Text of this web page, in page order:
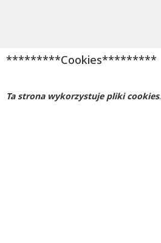
*********Cookies*********
Ta strona wykorzystuje pliki cookies.